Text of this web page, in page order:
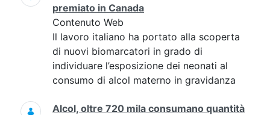
premiato in Canada
Contenuto Web
Il lavoro italiano ha portato alla scoperta
di nuovi biomarcatori in grado di
individuare l’esposizione dei neonati al
consumo di alcol materno in gravidanza
Alcol, oltre 720 mila consumano quantità